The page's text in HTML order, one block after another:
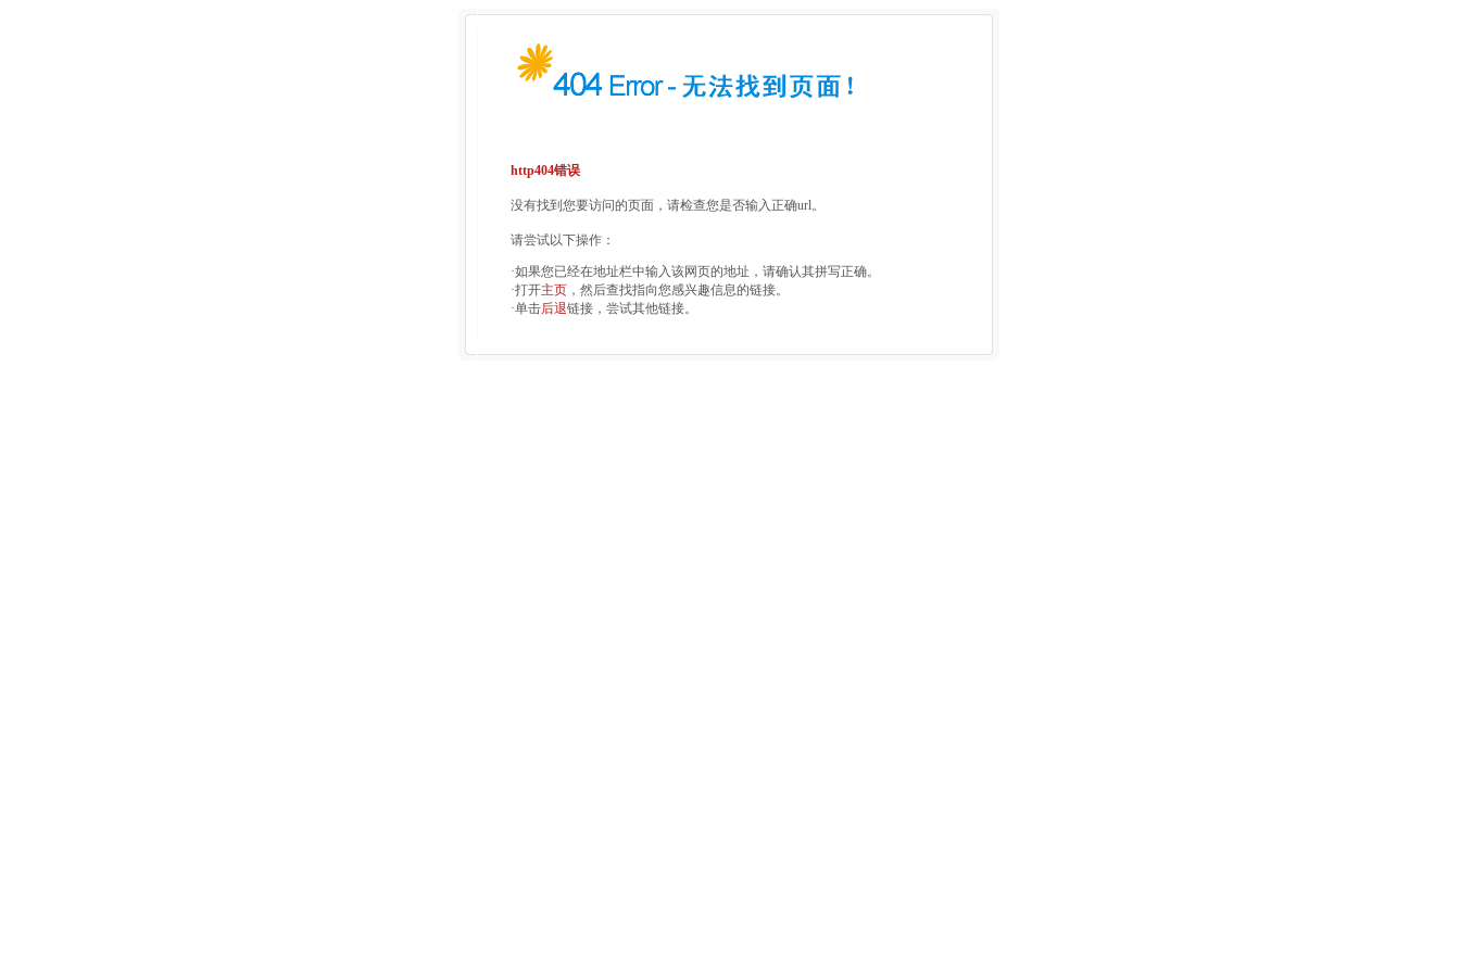
http404错误
没有找到您要访问的页面，请检查您是否输入正确url。
请尝试以下操作：
·如果您已经在地址栏中输入该网页的地址，请确认其拼写正确。
·打开主页 ，然后查找指向您感兴趣信息的链接。
·单击后退链接，尝试其他链接。